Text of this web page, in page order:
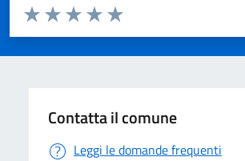
Valuta da 1 a 5 stelle la pagina
Valuta 5 stelle su 5
Valuta 4 stelle su 5
Valuta 3 stelle su 5
Valuta 2 stelle su 5
Valuta 1 stelle su 5
Contatta il comune
Leggi le domande frequenti